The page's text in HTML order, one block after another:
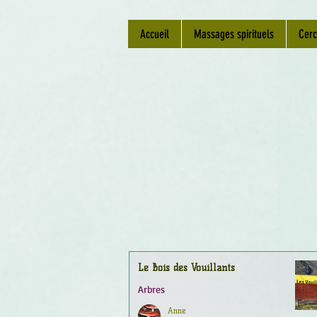
Accueil Massages spirituels
Le Bois des Vouillants
Arbres
Anne